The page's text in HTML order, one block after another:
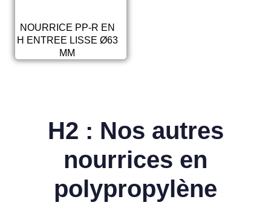
NOURRICE PP-R EN
H ENTREE LISSE Ø63
MM
H2 : Nos autres
nourrices en
polypropylène